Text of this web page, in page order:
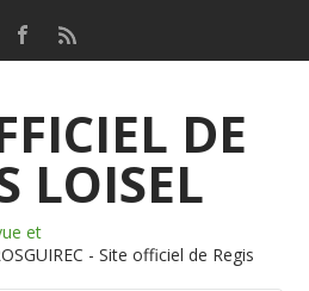
DE
LOISEL
et
- Site officiel de Regis